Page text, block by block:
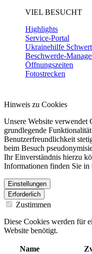
VIEL BESUCHT
Highlights
Service-Portal
Ukrainehilfe
Beschwerde-
Öffnungszeiten
Fotostrecken
Hinweis zu Cookies
Unsere Website
grundlegende
Benutzerfreundlichkeit
beim Besuch
Ihr Einverständnis hierzu
Informationen finden Sie in
Einstellungen
Erforderlich
Zustimmen
Diese Cookies werden für
Website benötigt.
Name